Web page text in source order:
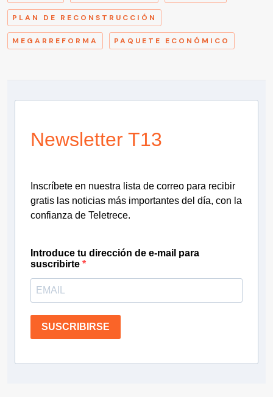
PLAN DE RECONSTRUCCIÓN
MEGARREFORMA PAQUETE ECONÓMICO
Newsletter T13
Inscríbete en nuestra lista de correo para recibir
gratis las noticias más importantes del día, con la
confianza de Teletrece.
Introduce tu dirección de e-mail para
suscribirte
SUSCRIBIRSE